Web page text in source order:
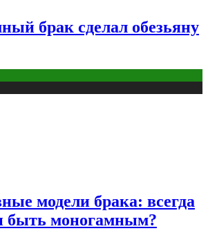
брак сделал обезьяну
модели брака: всегда
быть моногамным?